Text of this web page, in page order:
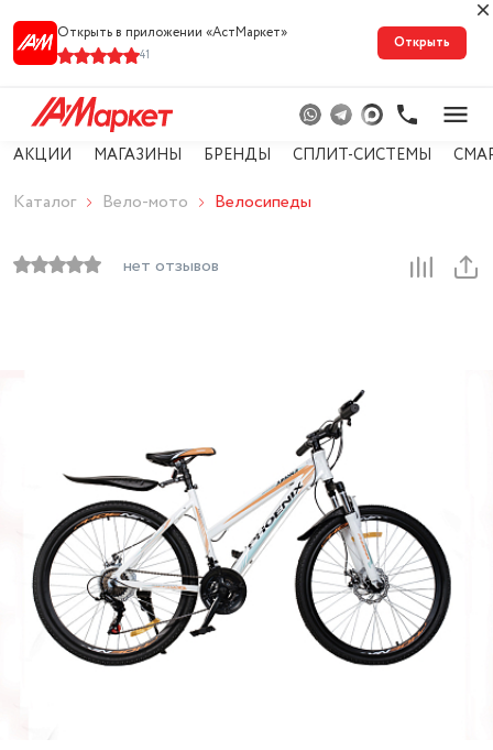
Открыть в приложении «АстМарке‪т‬»
41
Открыть
АКЦИИ МАГАЗИНЫ БРЕНДЫ СПЛИТ-СИСТЕМЫ
Каталог Вело-мото Велосипеды
нет отзывов